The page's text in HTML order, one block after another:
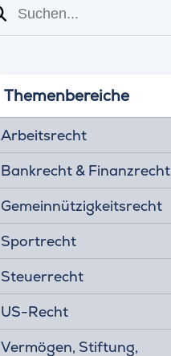
Suchen
Themenbereiche
Arbeitsrecht
Bankrecht & Finanzrecht
Gemeinnützigkeitsrecht
Sportrecht
Steuerrecht
US-Recht
Vermögen, Stiftung,